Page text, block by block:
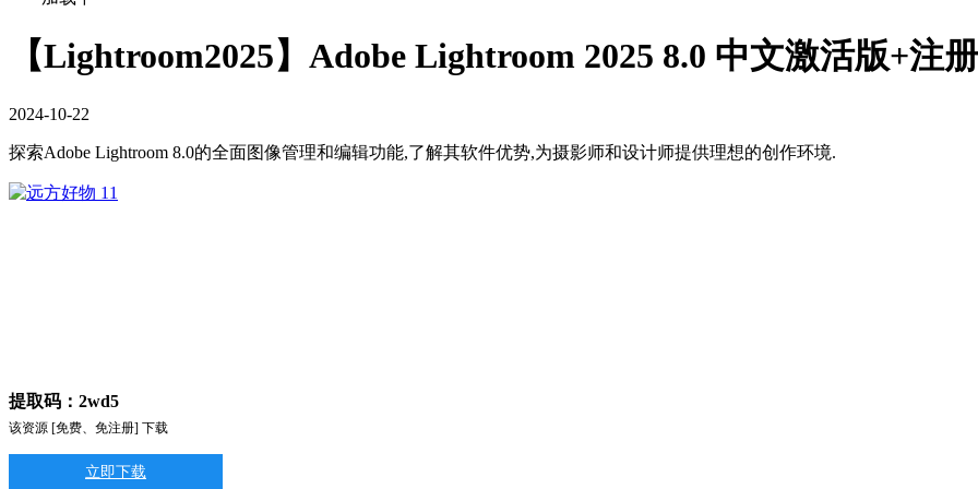
【Lightroom2025】Adobe Lightroom 2025 8.0 中文激活版+注
2024-10-22
探索Adobe Lightroom 8.0的全面图像管理和编辑功能,了解其软件优势,为摄影师和设计师提供理想的创作环境.
提取码：2wd5
该资源 [免费、免注册] 下载
立即下载